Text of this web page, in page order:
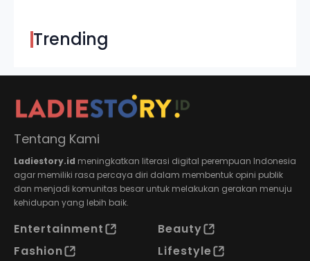
Trending
Tentang Kami
Ladiestory.id meningkatkan literasi digital perempuan Indonesia
agar memiliki rasa percaya diri dalam membentuk opini publik
dan menjadi komunitas besar untuk melakukan gerakan menuju
kehidupan yang lebih baik.
Entertainment
Beauty
Fashion
Lifestyle